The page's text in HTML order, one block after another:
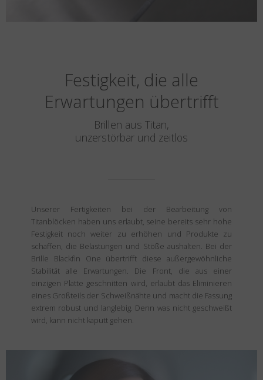
Festigkeit, die alle
Erwartungen übertrifft
Brillen aus Titan,
unzerstörbar und zeitlos
Unserer Fertigkeiten bei der Bearbeitung von
Titanblöcken haben uns erlaubt, seine bereits sehr hohe
Festigkeit noch weiter zu erhöhen und Produkte zu
schaffen, die Belastungen und Stöße aushalten. Bei der
Brille Blackfin One übertrifft diese außergewöhnliche
Stabilität alle Erwartungen. Die Front, die aus einer
einzigen Platte geschnitten wird, erlaubt das Eliminieren
eines Großteils der Schweißnähte und macht die Fassung
extrem robust und langlebig. Denn was nicht geschweißt
wird, kann nicht kaputt gehen.